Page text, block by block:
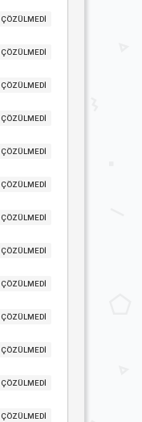
ÇÖZÜLMEDİ
ÇÖZÜLMEDİ
ÇÖZÜLMEDİ
ÇÖZÜLMEDİ
ÇÖZÜLMEDİ
ÇÖZÜLMEDİ
ÇÖZÜLMEDİ
ÇÖZÜLMEDİ
ÇÖZÜLMEDİ
ÇÖZÜLMEDİ
ÇÖZÜLMEDİ
ÇÖZÜLMEDİ
ÇÖZÜLMEDİ